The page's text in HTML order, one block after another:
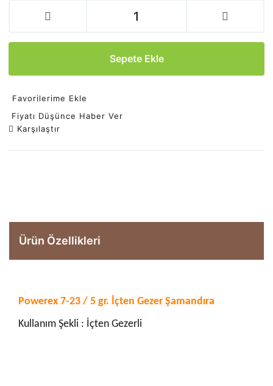
Sepete Ekle
Favorilerime Ekle
Fiyatı Düşünce Haber Ver
Karşılaştır
Ürün Özellikleri
Powerex 7-23 / 5 gr. İçten Gezer Şamandıra
Kullanım Şekli : İçten Gezerli